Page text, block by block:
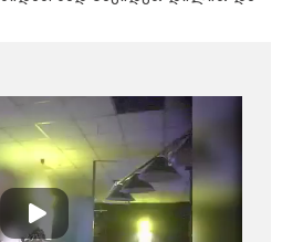
ქვეყნები ამერიკულ
უარს ამბობენ